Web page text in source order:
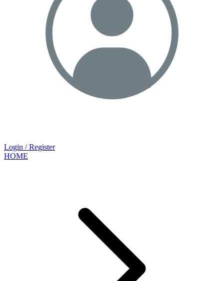
Login / Register
HOME